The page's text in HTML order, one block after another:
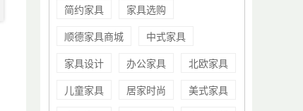
简约家具 家具选购
顺德家具商城 中式家具
家具设计 办公家具 北欧家具
儿童家具 居家时尚 美式家具